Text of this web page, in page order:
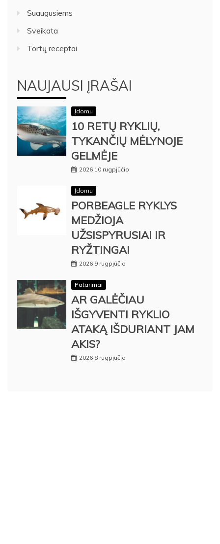
Suaugusiems
Sveikata
Tortų receptai
NAUJAUSI ĮRAŠAI
Įdomu
10 RETŲ RYKLIŲ,
TYKANČIŲ MĖLYNOJE
GELMĖJE
2026 10 rugpjūčio
Įdomu
PORBEAGLE RYKLYS
MEDŽIOJA
UŽSISPYRUSIAI IR
RYŽTINGAI
2026 9 rugpjūčio
Patarimai
AR GALĖČIAU
IŠGYVENTI RYKLIO
ATAKĄ IŠDURIANT JAM
AKIS?
2026 8 rugpjūčio